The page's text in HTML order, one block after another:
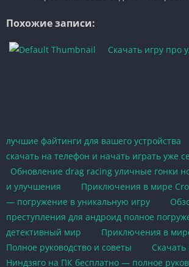
Похожие записи:
Скачать игру про
лучшие файтинги для вашего устройства
скачать на телефон и начать играть уже
Обновление drag racing уличные гонки
и улучшения
Приключения в мире
— погружение в уникальную игру
преступления для андроид полное
детективный мир
Приключения в
Полное руководство и советы
Скачать
Ниндзяго на ПК бесплатно — полное